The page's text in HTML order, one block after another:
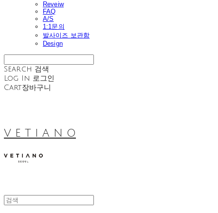
Reveiw
FAQ
A/S
1:1문의
발사이즈 보관함
Design
Search 검색
Log In 로그인
Cart장바구니
V E T I A N O